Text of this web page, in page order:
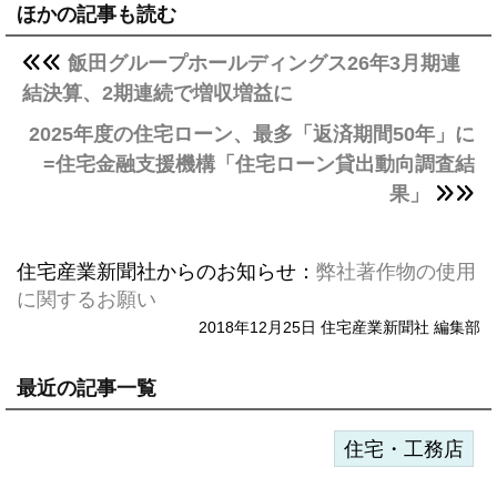
ほかの記事も読む
飯田グループホールディングス26年3月期連
結決算、2期連続で増収増益に
2025年度の住宅ローン、最多「返済期間50年」に
=住宅金融支援機構「住宅ローン貸出動向調査結
果」
住宅産業新聞社からのお知らせ： 弊社著作物の使用
に関するお願い
2018年12月25日 住宅産業新聞社 編集部
最近の記事一覧
住宅・工務店